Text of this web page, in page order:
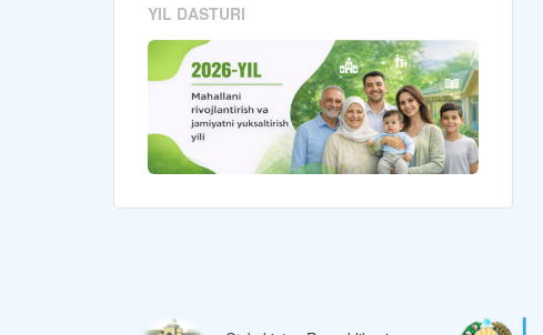
YIL DASTURI